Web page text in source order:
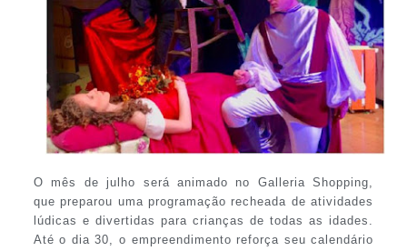
O mês de julho será animado no Galleria Shopping,
que preparou uma programação recheada de atividades
lúdicas e divertidas para crianças de todas as idades.
Até o dia 30, o empreendimento reforça seu calendário